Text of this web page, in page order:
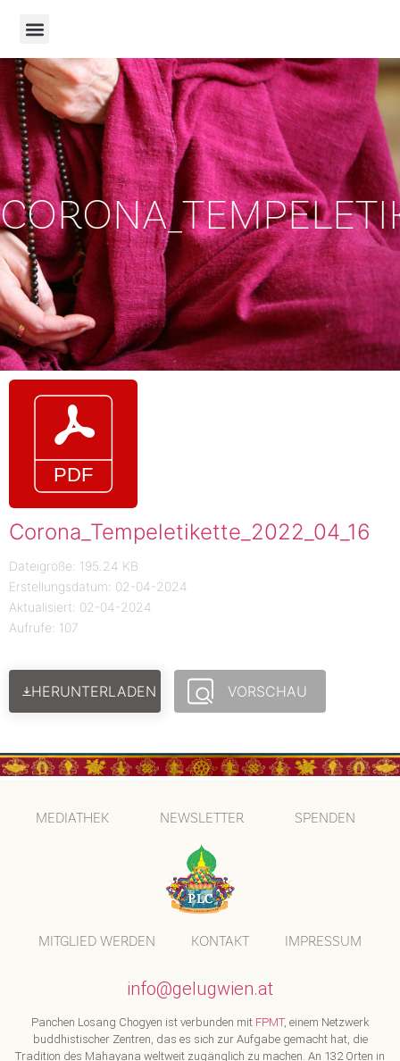
Corona_Tempeletikette_2022_04_16
Dateigröße: 195.24 KB
Erstellungsdatum: 02-04-2024
Aktualisiert: 02-04-2024
Aufrufe: 107
HERUNTERLADEN VORSCHAU
MEDIATHEK NEWSLETTER SPENDEN
MITGLIED WERDEN KONTAKT IMPRESSUM
info@gelugwien.at
Panchen Losang Chogyen ist verbunden mit FPMT, einem Netzwerk
buddhistischer Zentren, das es sich zur Aufgabe gemacht hat, die
Tradition des Mahayana weltweit zugänglich zu machen. An 132 Orten in